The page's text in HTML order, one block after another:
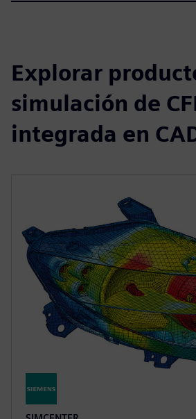
Explorar
simulación de
integrada en